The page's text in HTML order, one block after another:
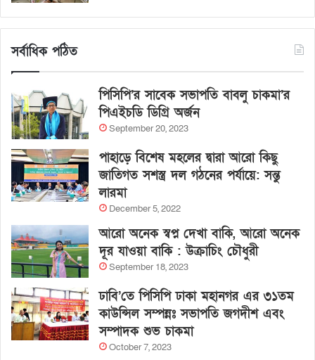
সর্বাধিক পঠিত
পিসিপি’র সাবেক সভাপতি বাবলু চাকমা’র
পিএইচডি ডিগ্রি অর্জন
September 20, 2023
পাহাড়ে বিশেষ মহলের দ্বারা আরো কিছু
জাতিগত সশস্ত্র দল গঠনের পর্যায়ে: সন্তু
লারমা
December 5, 2022
আরো অনেক স্বপ্ন দেখা বাকি, আরো অনেক
দূর যাওয়া বাকি : উক্রাচিং চৌধুরী
September 18, 2023
ঢাবি’তে পিসিপি ঢাকা মহানগর এর ৩১তম
কাউন্সিল সম্পন্নঃ সভাপতি জগদীশ এবং
সম্পাদক শুভ চাকমা
October 7, 2023